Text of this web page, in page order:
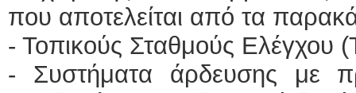
που αποτελείται από τα
- Τοπικούς Σταθμούς Ελέγχου
- Συστήματα άρδευσης με